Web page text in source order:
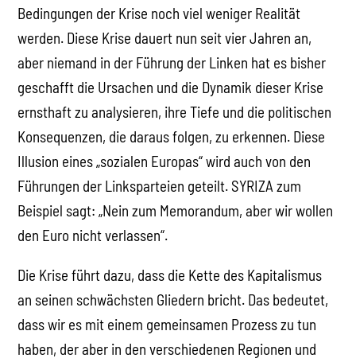
Bedingungen der Krise noch viel weniger Realität
werden. Diese Krise dauert nun seit vier Jahren an,
aber niemand in der Führung der Linken hat es bisher
geschafft die Ursachen und die Dynamik dieser Krise
ernsthaft zu analysieren, ihre Tiefe und die politischen
Konsequenzen, die daraus folgen, zu erkennen. Diese
Illusion eines „sozialen Europas“ wird auch von den
Führungen der Linksparteien geteilt. SYRIZA zum
Beispiel sagt: „Nein zum Memorandum, aber wir wollen
den Euro nicht verlassen“.
Die Krise führt dazu, dass die Kette des Kapitalismus
an seinen schwächsten Gliedern bricht. Das bedeutet,
dass wir es mit einem gemeinsamen Prozess zu tun
haben, der aber in den verschiedenen Regionen und